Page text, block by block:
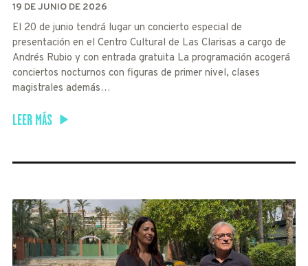
19 DE JUNIO DE 2026
El 20 de junio tendrá lugar un concierto especial de
presentación en el Centro Cultural de Las Clarisas a cargo de
Andrés Rubio y con entrada gratuita La programación acogerá
conciertos nocturnos con figuras de primer nivel, clases
magistrales además…
LEER MÁS